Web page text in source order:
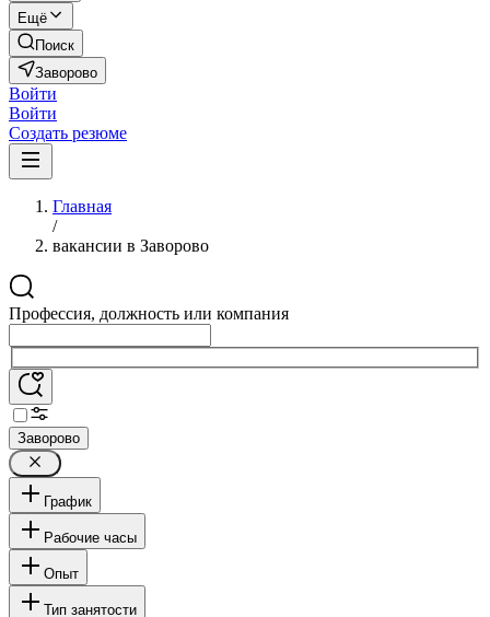
Ещё
Поиск
Заворово
Войти
Войти
Создать резюме
Главная
/
вакансии в Заворово
Профессия, должность или компания
Заворово
График
Рабочие часы
Опыт
Тип занятости